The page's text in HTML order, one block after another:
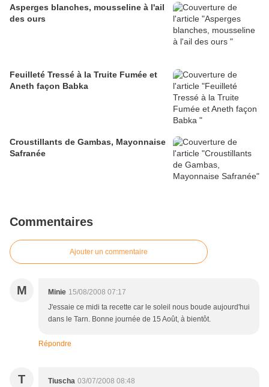
Asperges blanches, mousseline à l'ail
des ours
Feuilleté Tressé à la Truite Fumée et
Aneth façon Babka
Croustillants de Gambas, Mayonnaise
Safranée
Commentaires
Ajouter un commentaire
M Minie 15/08/2008 07:17
J'essaie ce midi ta recette car le soleil nous boude aujourd'hui
dans le Tarn. Bonne journée de 15 Août, à bientôt.
Répondre
T Tiuscha 03/07/2008 08:48